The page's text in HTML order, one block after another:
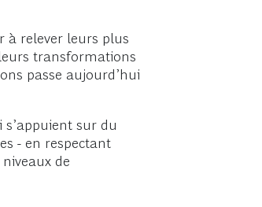
à relever leurs plus
transformations
passe aujourd’hui
sur du
- en respectant
de